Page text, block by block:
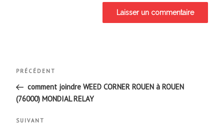
Navigation
de
l’article
Article
précédent
PRÉCÉDENT
comment joindre WEED CORNER ROUEN à ROUEN
(76000) MONDIAL RELAY
Article
SUIVANT